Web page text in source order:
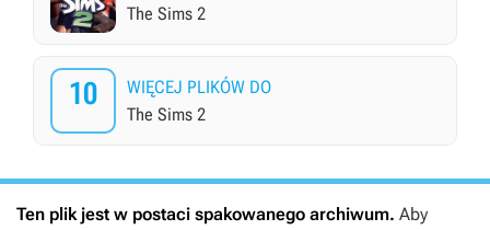
The Sims 2
10
WIĘCEJ PLIKÓW DO
The Sims 2
Ten plik jest w postaci spakowanego archiwum. Aby